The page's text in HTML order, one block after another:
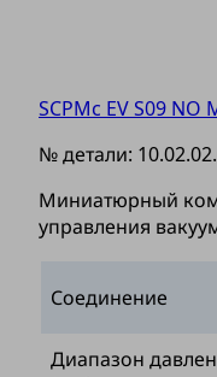
SCPMc EV S09 NO
№ детали:
Миниатюрный
управления
Соединение
Диапазон